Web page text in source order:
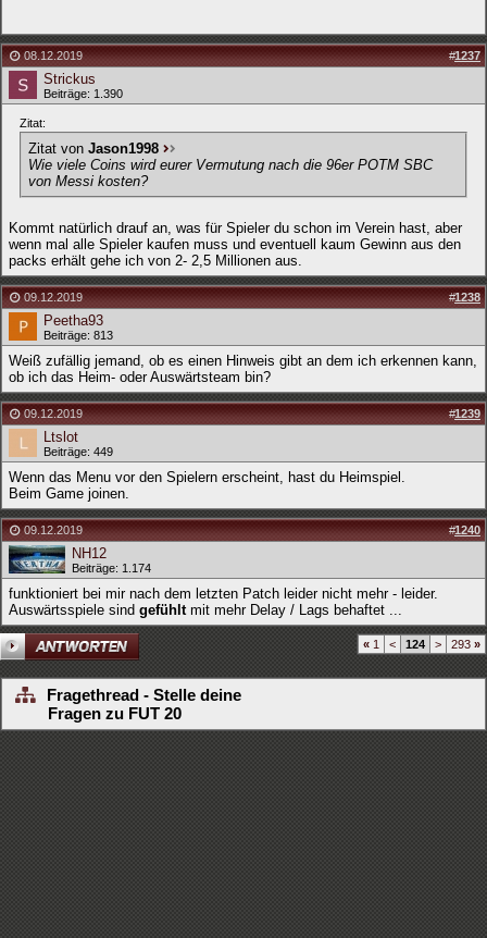
08.12.2019 #1237
Strickus
Beiträge: 1.390
Zitat:
Zitat von Jason1998
Wie viele Coins wird eurer Vermutung nach die 96er POTM SBC
von Messi kosten?
Kommt natürlich drauf an, was für Spieler du schon im Verein hast, aber
wenn mal alle Spieler kaufen muss und eventuell kaum Gewinn aus den
packs erhält gehe ich von 2- 2,5 Millionen aus.
09.12.2019 #1238
Peetha93
Beiträge: 813
Weiß zufällig jemand, ob es einen Hinweis gibt an dem ich erkennen kann,
ob ich das Heim- oder Auswärtsteam bin?
09.12.2019 #1239
Ltslot
Beiträge: 449
Wenn das Menu vor den Spielern erscheint, hast du Heimspiel.
Beim Game joinen.
09.12.2019 #1240
NH12
Beiträge: 1.174
funktioniert bei mir nach dem letzten Patch leider nicht mehr - leider.
Auswärtsspiele sind gefühltmit mehr Delay / Lags behaftet ...
« 1 < 124 > 293 »
Fragethread - Stelle deine
Fragen zu FUT 20